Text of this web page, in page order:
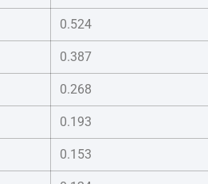
0.524
0.387
0.268
0.193
0.153